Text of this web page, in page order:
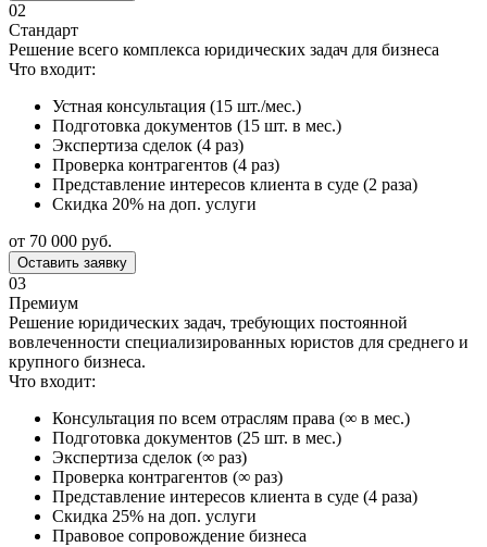
02
Стандарт
Решение всего комплекса юридических задач для бизнеса
Что входит:
Устная консультация (15 шт./мес.)
Подготовка документов (15 шт. в мес.)
Экспертиза сделок (4 раз)
Проверка контрагентов (4 раз)
Представление интересов клиента в суде (2 раза)
Скидка 20% на доп. услуги
от 70 000 руб.
Оставить заявку
03
Премиум
Решение юридических задач, требующих постоянной
вовлеченности специализированных юристов для среднего и
крупного бизнеса.
Что входит:
Консультация по всем отраслям права (∞ в мес.)
Подготовка документов (25 шт. в мес.)
Экспертиза сделок (∞ раз)
Проверка контрагентов (∞ раз)
Представление интересов клиента в суде (4 раза)
Скидка 25% на доп. услуги
Правовое сопровождение бизнеса